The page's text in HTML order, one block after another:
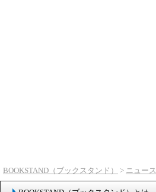
BOOKSTAND（ブックスタンド） > ニュース